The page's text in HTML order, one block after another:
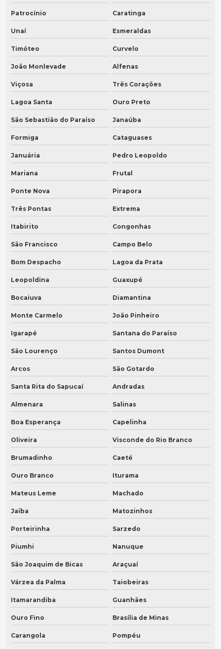
Patrocínio Caratinga
Unaí Esmeraldas
Timóteo Curvelo
João Monlevade Alfenas
Viçosa Três Corações
Lagoa Santa Ouro Preto
São Sebastião do Paraíso Janaúba
Formiga Cataguases
Januária Pedro Leopoldo
Mariana Frutal
Ponte Nova Pirapora
Três Pontas Extrema
Itabirito Congonhas
São Francisco Campo Belo
Bom Despacho Lagoa da Prata
Leopoldina Guaxupé
Bocaiuva Diamantina
Monte Carmelo João Pinheiro
Igarapé Santana do Paraíso
São Lourenço Santos Dumont
Arcos São Gotardo
Santa Rita do Sapucaí Andradas
Almenara Salinas
Boa Esperança Capelinha
Oliveira Visconde do Rio Branco
Brumadinho Caeté
Ouro Branco Iturama
Mateus Leme Machado
Jaíba Matozinhos
Porteirinha Sarzedo
Piumhi Nanuque
São Joaquim de Bicas Araçuaí
Várzea da Palma Taiobeiras
Itamarandiba Guanhães
Ouro Fino Brasília de Minas
Carangola Pompéu